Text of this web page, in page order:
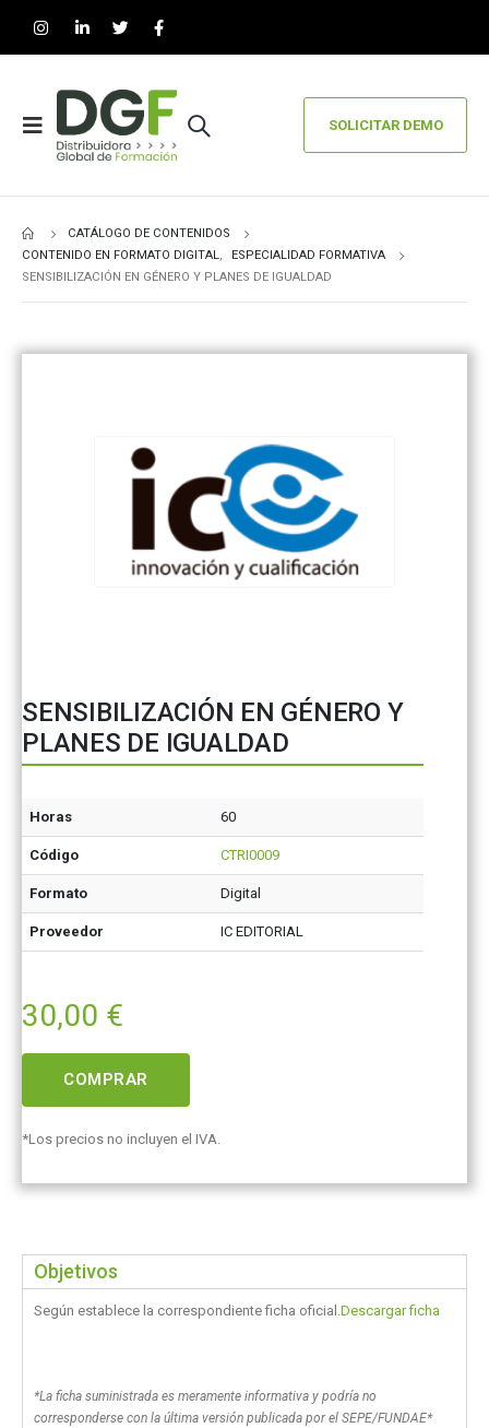
SOLICITAR DEMO
CATÁLOGO DE CONTENIDOS
CONTENIDO EN FORMATO DIGITAL,
ESPECIALIDAD FORMATIVA
SENSIBILIZACIÓN EN GÉNERO Y PLANES DE IGUALDAD
SENSIBILIZACIÓN EN GÉNERO Y
PLANES DE IGUALDAD
Horas 60
Código CTRI0009
Formato Digital
Proveedor IC EDITORIAL
30,00 €
COMPRAR
*Los precios no incluyen el IVA.
Objetivos
Según establece la correspondiente ficha oficial. Descargar ficha
*La ficha suministrada es meramente informativa y podría no
corresponderse con la última versión publicada por el SEPE/FUNDAE*